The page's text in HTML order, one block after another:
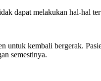
dapat melakukan hal-hal
untuk kembali bergerak.
semestinya.